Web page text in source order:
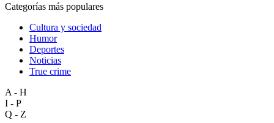
Categorías más populares
Cultura y sociedad
Humor
Deportes
Noticias
True crime
A - H
I - P
Q - Z